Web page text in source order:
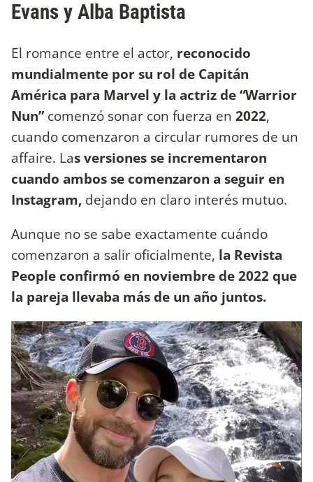
Evans y Alba Baptista
El romance entre el actor, reconocido
mundialmente por su rol de Capitán
América para Marvel y la actriz de “Warrior
Nun”comenzó sonar con fuerza en 2022,
cuando comenzaron a circular rumores de un
affaire. Las versiones se incrementaron
cuando ambos se comenzaron a seguir en
Instagram, dejando en claro interés mutuo.
Aunque no se sabe exactamente cuándo
comenzaron a salir oficialmente, la Revista
People confirmó en noviembre de 2022 que
la pareja llevaba más de un año juntos.